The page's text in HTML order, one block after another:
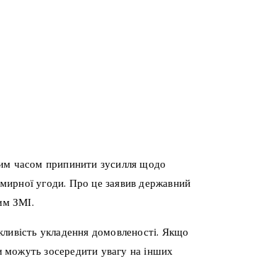
часом припинити зусилля щодо
угоди. Про це заявив державний
ЗМІ.
укладення домовленості. Якщо
зосередити увагу на інших